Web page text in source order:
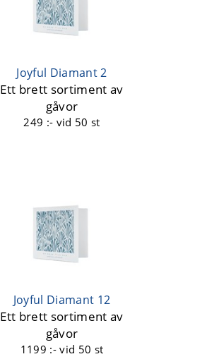
Joyful Diamant 2
Ett brett sortiment av
gåvor
249 :- vid 50 st
Joyful Diamant 12
Ett brett sortiment av
gåvor
1199 :-vid 50 st